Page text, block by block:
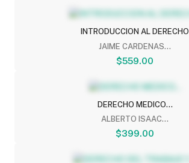
INTRODUCCION AL DERECHO
JAIME CARDENAS...
$559.00
DERECHO MEDICO...
ALBERTO ISAAC...
$399.00